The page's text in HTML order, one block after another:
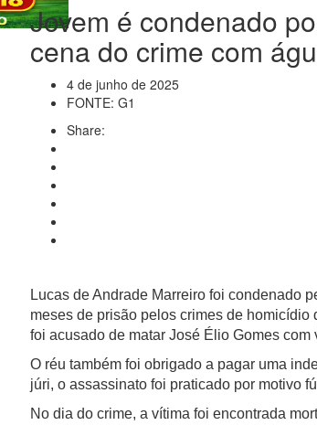
Jovem é condenado
cena do crime com
4 de junho de 2025
FONTE: G1
Share:
Lucas de Andrade Marreiro foi condenado
meses de prisão pelos crimes de
foi acusado de matar José Élio Gomes
O réu também foi obrigado a pagar uma
júri, o assassinato foi praticado por motivo
No dia do crime, a vítima foi encontrada